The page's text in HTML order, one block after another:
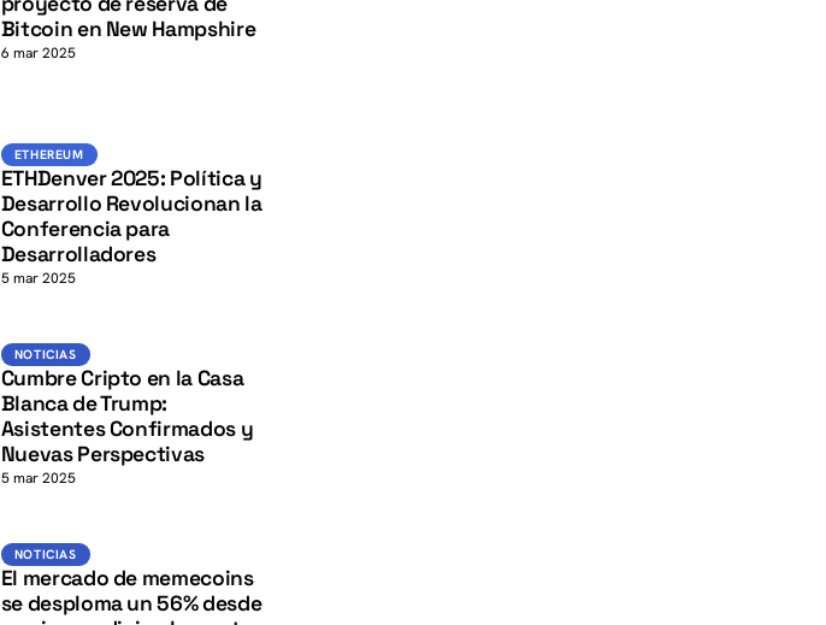
Bitcoin en New Hampshire
6 mar 2025
Ethereum
K
ETHEREUM
ETHDenver 2025: Política y
Desarrollo Revolucionan la
Conferencia para
Desarrolladores
5 mar 2025
Noticias
K
NOTICIAS
Cumbre Cripto en la Casa
Blanca de Trump:
Asistentes Confirmados y
Nuevas Perspectivas
5 mar 2025
Noticias
K
NOTICIAS
El mercado de memecoins
se desploma un 56% desde